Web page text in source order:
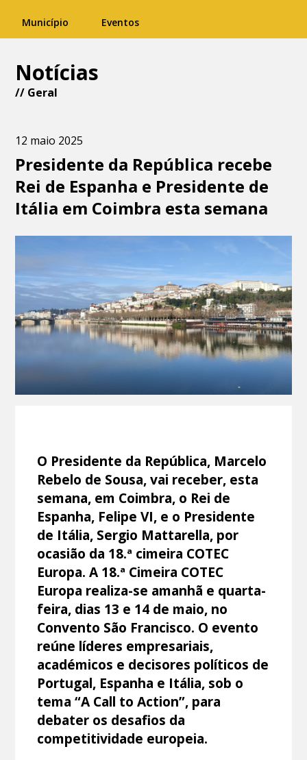
Município Eventos
Notícias
// Geral
12 maio 2025
Presidente da República recebe
Rei de Espanha e Presidente de
Itália em Coimbra esta semana
O Presidente da República, Marcelo
Rebelo de Sousa, vai receber, esta
semana, em Coimbra, o Rei de
Espanha, Felipe VI, e o Presidente
de Itália, Sergio Mattarella, por
ocasião da 18.ª cimeira COTEC
Europa. A 18.ª Cimeira COTEC
Europa realiza-se amanhã e quarta-
feira, dias 13 e 14 de maio, no
Convento São Francisco. O evento
reúne líderes empresariais,
académicos e decisores políticos de
Portugal, Espanha e Itália, sob o
tema “A Call to Action”, para
debater os desafios da
competitividade europeia.